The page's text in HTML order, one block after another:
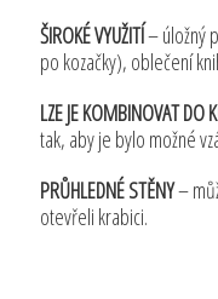
ŠIROKÉ VYUŽITÍ– úložný
po kozačky), oblečení
LZE JE KOMBINOVAT DO
tak, aby je bylo možné
PRŮHLEDNÉ STĚNY–
otevřeli krabici.